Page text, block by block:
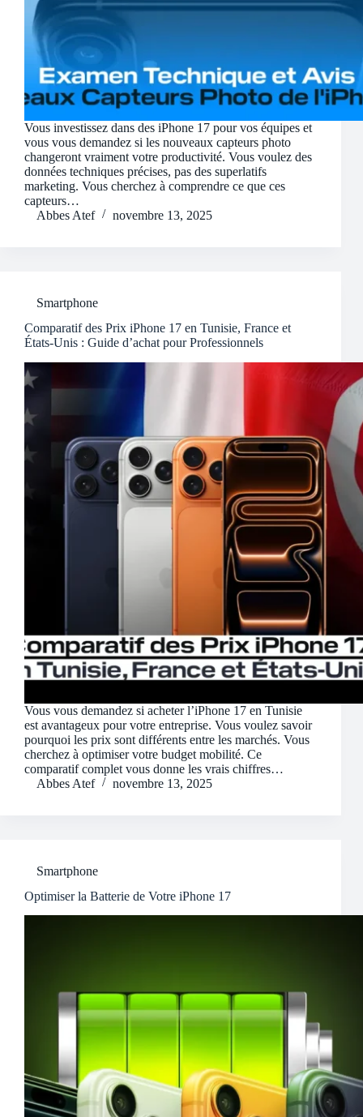
Vous investissez dans des iPhone 17 pour vos équipes et
vous vous demandez si les nouveaux capteurs photo
changeront vraiment votre productivité. Vous voulez des
données techniques précises, pas des superlatifs
marketing. Vous cherchez à comprendre ce que ces
capteurs…
Abbes Atef
novembre 13, 2025
Smartphone
Comparatif des Prix iPhone 17 en Tunisie, France et
États-Unis : Guide d’achat pour Professionnels
Vous vous demandez si acheter l’iPhone 17 en Tunisie
est avantageux pour votre entreprise. Vous voulez savoir
pourquoi les prix sont différents entre les marchés. Vous
cherchez à optimiser votre budget mobilité. Ce
comparatif complet vous donne les vrais chiffres…
Abbes Atef
novembre 13, 2025
Smartphone
Optimiser la Batterie de Votre iPhone 17